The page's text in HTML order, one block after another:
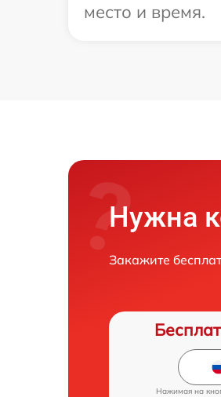
место и время.
Нужна
Закажите
Нажимая на